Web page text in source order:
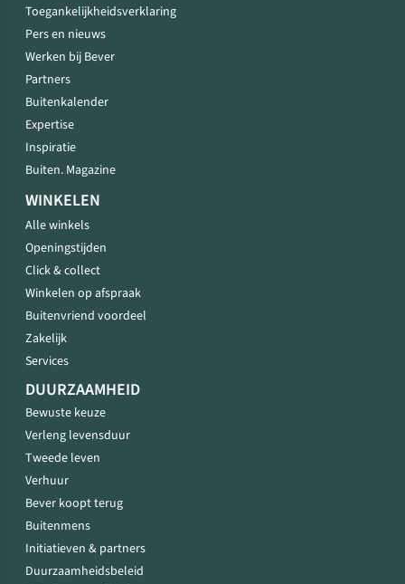
Toegankelijkheidsverklaring
Pers en nieuws
Werken bij Bever
Partners
Buitenkalender
Expertise
Inspiratie
Buiten. Magazine
WINKELEN
Alle winkels
Openingstijden
Click & collect
Winkelen op afspraak
Buitenvriend voordeel
Zakelijk
Services
DUURZAAMHEID
Bewuste keuze
Verleng levensduur
Tweede leven
Verhuur
Bever koopt terug
Buitenmens
Initiatieven & partners
Duurzaamheidsbeleid